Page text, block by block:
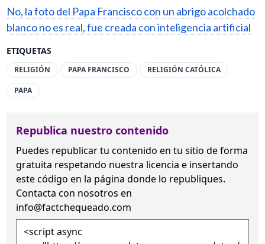
ETIQUETAS
RELIGIÓN PAPA FRANCISCO RELIGIÓN CATÓLICA
PAPA
No, la foto del Papa Francisco con un abrigo acolchado
blanco no es real, fue creada con inteligencia artificial
Republica nuestro contenido
Puedes republicar tu contenido en tu sitio de forma
gratuita respetando nuestra licencia e insertando
este código en la página donde lo republiques.
Contacta con nosotros en
info@factchequeado.com